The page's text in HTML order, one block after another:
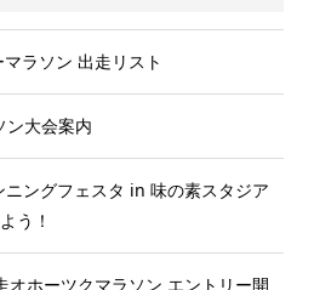
ラソン 出走リスト
ン大会案内
ニングフェスタ in 味の素スタジア
う！
ホーツクマラソン エントリー開